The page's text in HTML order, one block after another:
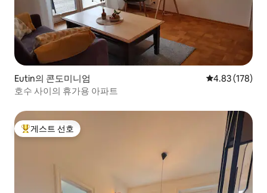
Eutin의 콘도미니엄 평점 4.83점(5
4.83 (178)
호수 사이의 휴가용 아파트
상위 게스트 선호
게스트 선호